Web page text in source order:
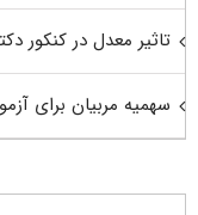
تاثیر معدل در کنکور
سهمیه مربیان برای